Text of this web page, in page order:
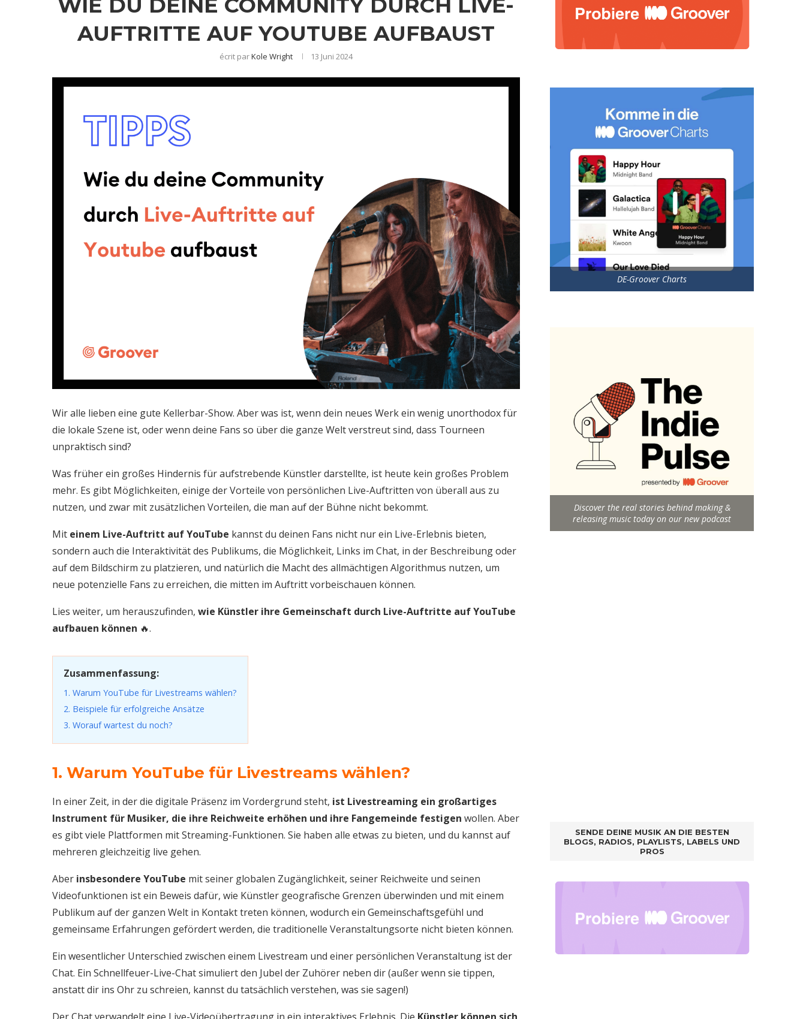
AUFTRITTE AUF YOUTUBE AUFBAUST
écrit parKole Wright 13 Juni 2024
Wir alle lieben eine gute Kellerbar-Show. Aber was ist, wenn dein neues Werk ein wenig unorthodox für
die lokale Szene ist, oder wenn deine Fans so über die ganze Welt verstreut sind, dass Tourneen
unpraktisch sind?
Was früher ein großes Hindernis für aufstrebende Künstler darstellte, ist heute kein großes Problem
mehr. Es gibt Möglichkeiten, einige der Vorteile von persönlichen Live-Auftritten von überall aus zu
nutzen, und zwar mit zusätzlichen Vorteilen, die man auf der Bühne nicht bekommt.
Mit einem Live-Auftritt auf YouTube kannst du deinen Fans nicht nur ein Live-Erlebnis bieten,
sondern auch die Interaktivität des Publikums, die Möglichkeit, Links im Chat, in der Beschreibung oder
auf dem Bildschirm zu platzieren, und natürlich die Macht des allmächtigen Algorithmus nutzen, um
neue potenzielle Fans zu erreichen, die mitten im Auftritt vorbeischauen können.
Lies weiter, um herauszufinden, wie Künstler ihre Gemeinschaft durch Live-Auftritte auf YouTube
aufbauen können 🔥.
Zusammenfassung:
1. Warum YouTube für Livestreams wählen?
2. Beispiele für erfolgreiche Ansätze
3. Worauf wartest du noch?
1. Warum YouTube für Livestreams wählen?
In einer Zeit, in der die digitale Präsenz im Vordergrund steht, ist Livestreaming ein großartiges
Instrument für Musiker, die ihre Reichweite erhöhen und ihre Fangemeinde festigen wollen. Aber
es gibt viele Plattformen mit Streaming-Funktionen. Sie haben alle etwas zu bieten, und du kannst auf
mehreren gleichzeitig live gehen.
Aber insbesondere YouTube mit seiner globalen Zugänglichkeit, seiner Reichweite und seinen
Videofunktionen ist ein Beweis dafür, wie Künstler geografische Grenzen überwinden und mit einem
Publikum auf der ganzen Welt in Kontakt treten können, wodurch ein Gemeinschaftsgefühl und
gemeinsame Erfahrungen gefördert werden, die traditionelle Veranstaltungsorte nicht bieten können.
Ein wesentlicher Unterschied zwischen einem Livestream und einer persönlichen Veranstaltung ist der
Chat. Ein Schnellfeuer-Live-Chat simuliert den Jubel der Zuhörer neben dir (außer wenn sie tippen,
anstatt dir ins Ohr zu schreien, kannst du tatsächlich verstehen, was sie sagen!)
DE-Groover Charts
Discover the real stories behind making &
releasing music today on our new podcast
SENDE DEINE MUSIK AN DIE BESTEN
BLOGS, RADIOS, PLAYLISTS, LABELS UND
PROS